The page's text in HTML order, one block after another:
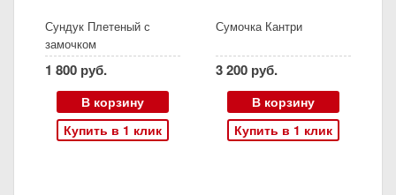
Сундук Плетеный с
замочком
1 800 руб.
В корзину
Купить в 1 клик
Сумочка Кантри
3 200 руб.
В корзину
Купить в 1 клик